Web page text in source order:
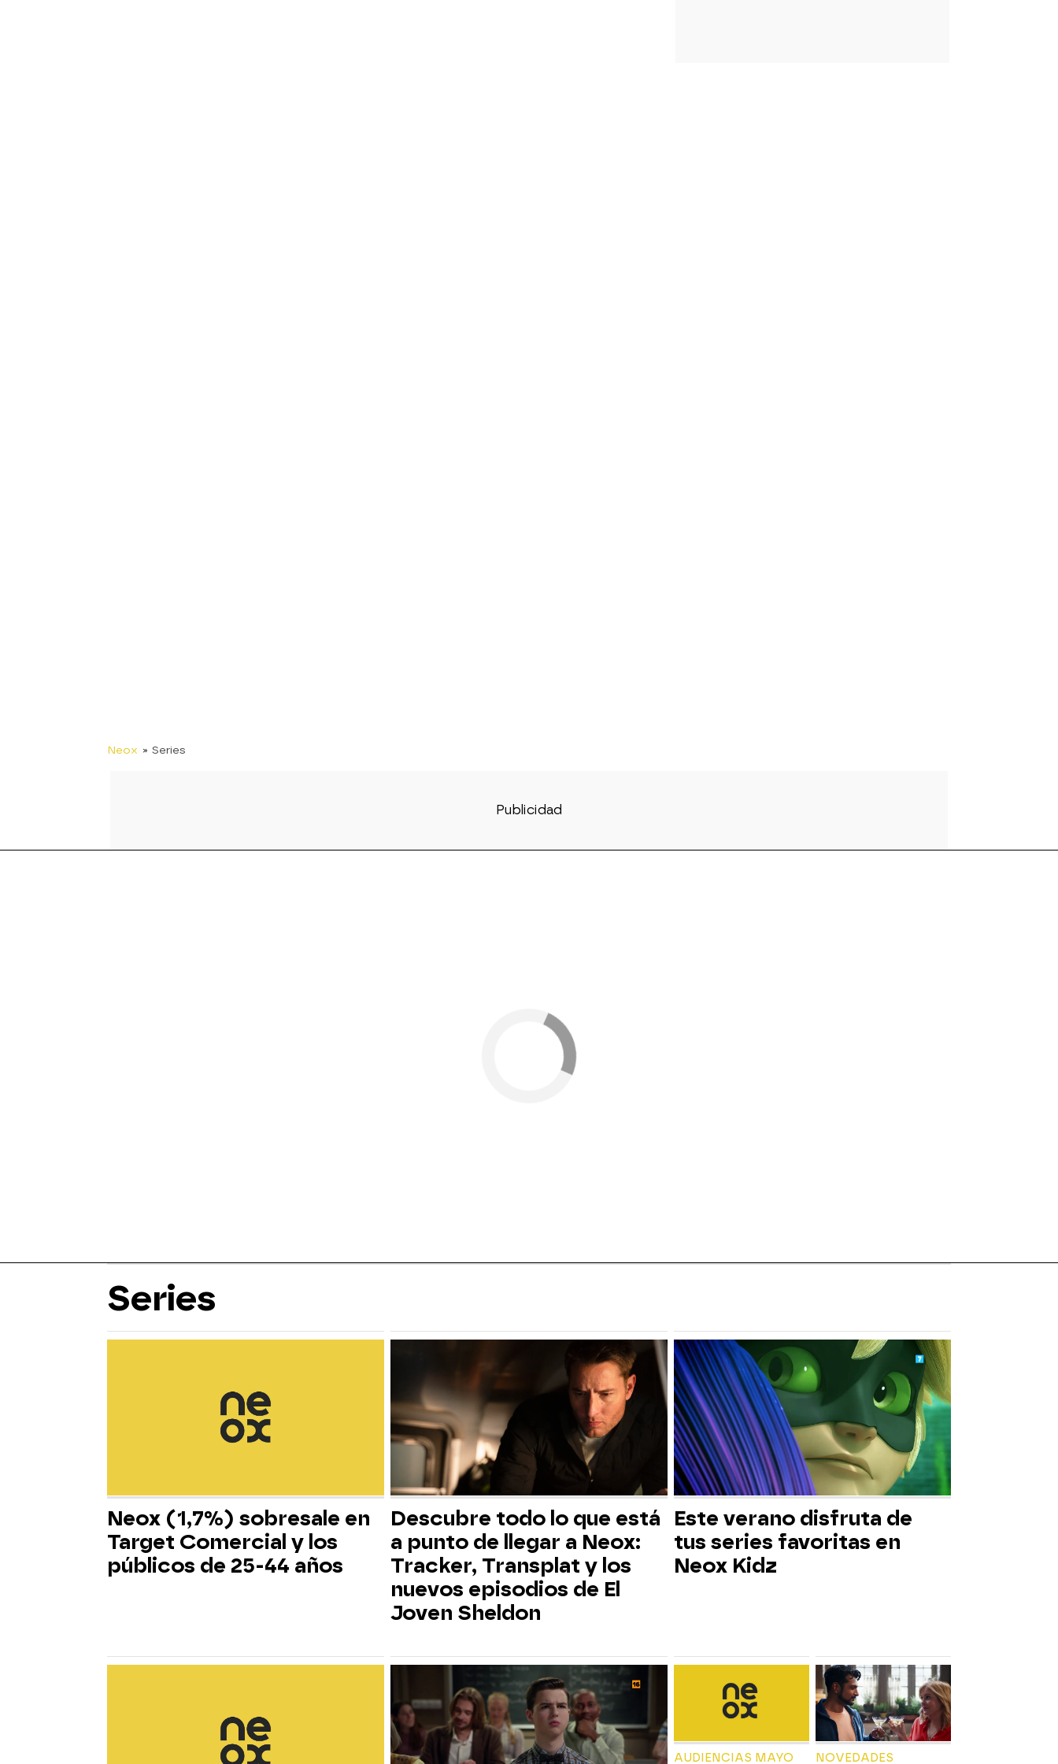
Neox » Series
Series
Neox (1,7%) sobresale en
Target Comercial y los
públicos de 25-44 años
Descubre todo lo que está
a punto de llegar a Neox:
Tracker, Transplat y los
nuevos episodios de El
Joven Sheldon
Este verano disfruta de
tus series favoritas en
Neox Kidz
AUDIENCIAS MAYO NOVEDADES